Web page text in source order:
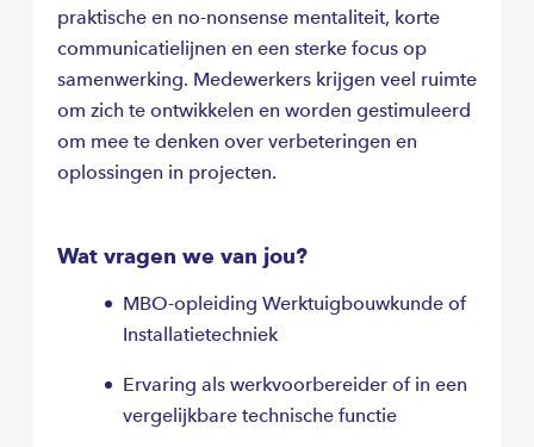
praktische en no-nonsense mentaliteit, korte
communicatielijnen en een sterke focus op
samenwerking. Medewerkers krijgen veel ruimte
om zich te ontwikkelen en worden gestimuleerd
om mee te denken over verbeteringen en
oplossingen in projecten.
Wat vragen we van jou?
MBO-opleiding Werktuigbouwkunde of
Installatietechniek
Ervaring als werkvoorbereider of in een
vergelijkbare technische functie